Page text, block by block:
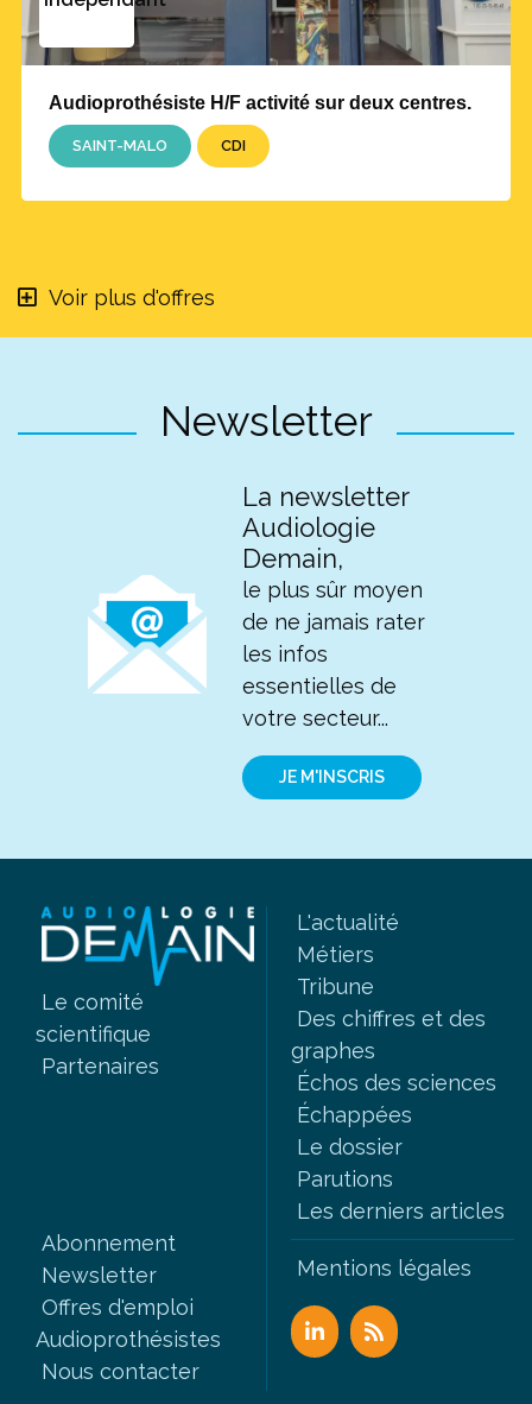
Audioprothésiste H/F activité sur deux centres.
SAINT-MALO CDI
Voir plus d'offres
Newsletter
La newsletter
Audiologie
Demain,
le plus sûr moyen
de ne jamais rater
les infos
essentielles de
votre secteur...
JE M'INSCRIS
Le comité
scientifique
Partenaires
L'actualité
Métiers
Tribune
Des chiffres et des
graphes
Échos des sciences
Échappées
Le dossier
Parutions
Les derniers articles
Abonnement
Newsletter
Offres d'emploi
Audioprothésistes
Nous contacter
Mentions légales